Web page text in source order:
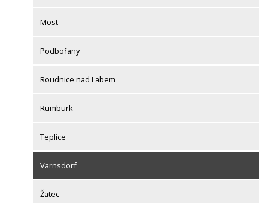
Most
Podbořany
Roudnice nad Labem
Rumburk
Teplice
Varnsdorf
Žatec